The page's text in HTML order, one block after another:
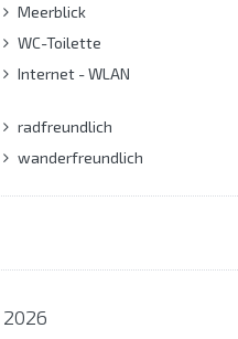
Meerblick
WC-Toilette
Internet - WLAN
radfreundlich
wanderfreundlich
2026